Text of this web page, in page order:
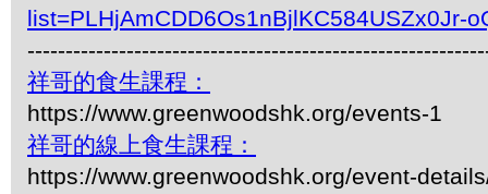
list=PLHjAmCDD6Os1nBjlKC584USZx0Jr-
祥哥的食生課程：
https://www.greenwoodshk.org/events-1
祥哥的線上食生課程：
https://www.greenwoodshk.org/event-